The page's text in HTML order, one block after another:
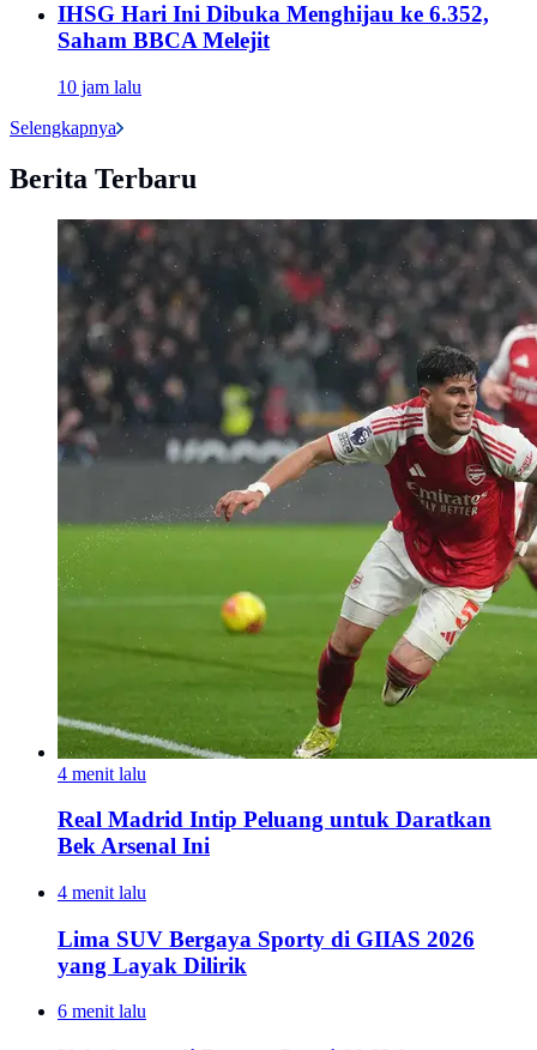
IHSG Hari Ini Dibuka Menghijau ke 6.352,
Saham BBCA Melejit
10 jam lalu
Selengkapnya
Berita Terbaru
4 menit lalu
Real Madrid Intip Peluang untuk Daratkan
Bek Arsenal Ini
4 menit lalu
Lima SUV Bergaya Sporty di GIIAS 2026
yang Layak Dilirik
6 menit lalu